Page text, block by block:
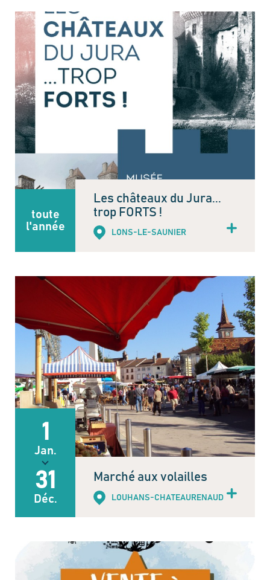
toute
l'année
Les châteaux du Jura...
trop FORTS !
LONS-LE-SAUNIER
1
Jan.
31
Déc.
Marché aux volailles
LOUHANS-CHATEAURENAUD